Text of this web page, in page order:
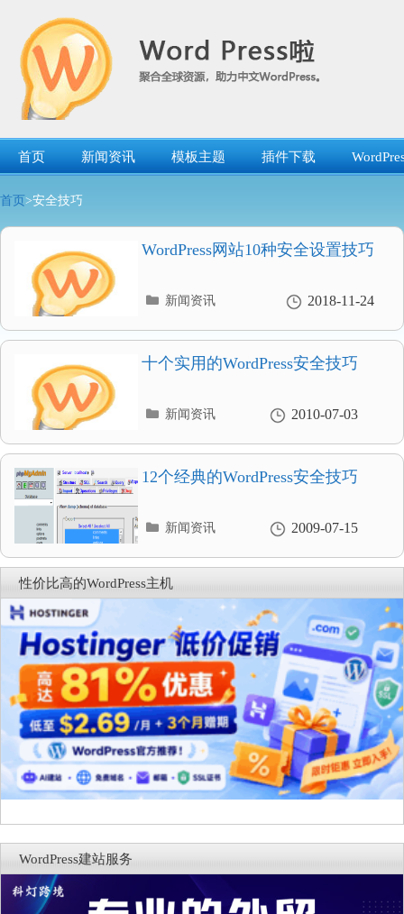
首页 新闻资讯 模板主题 插件下载
首页 >安全技巧
WordPress网站10种安全设置技巧
2018-11-24
分
录
新闻资讯
十个实用的WordPress安全技巧
2010-07-03
分
录
新闻资讯
12个经典的WordPress安全技巧
2009-07-15
分
录
新闻资讯
性价比高的WordPress主机
WordPress建站服务